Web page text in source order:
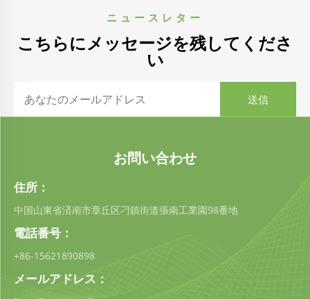
ニュースレター
こちらにメッセージを残してくださ
い
お問い合わせ
住所：
中国山東省済南市章丘区刁鎮街道張南工業園98番地
電話番号：
+86-15621890898
メールアドレス：